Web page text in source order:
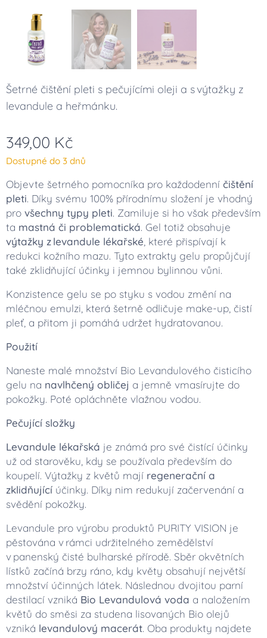
Šetrné čištění pleti s pečujícími oleji a s výtažky z
levandule a heřmánku.
349,00 Kč
Dostupné do 3 dnů
Objevte šetrného pomocníka pro každodenní čištění
pleti. Díky svému 100% přírodnímu složení je vhodný
pro všechny typy pleti. Zamiluje si ho však především
ta mastná či problematická. Gel totiž obsahuje
výtažky z levandule lékařské , které přispívají k
redukci kožního mazu. Tyto extrakty gelu propůjčují
také zklidňující účinky i jemnou bylinnou vůni.
Konzistence gelu se po styku s vodou změní na
mléčnou emulzi, která šetrně odličuje make-up, čistí
pleť, a přitom ji pomáhá udržet hydratovanou.
Použití
Naneste malé množství Bio Levandulového čisticího
gelu na navlhčený obličej a jemně vmasírujte do
pokožky. Poté opláchněte vlažnou vodou.
Pečující složky
Levandule lékařská je známá pro své čistící účinky
už od starověku, kdy se používala především do
koupelí. Výtažky z květů mají regenerační a
zklidňující účinky. Díky nim redukují začervenání a
svědění pokožky.
Levandule pro výrobu produktů PURITY VISION je
pěstována v rámci udržitelného zemědělství
v panenský čisté bulharské přírodě. Sběr okvětních
lístků začíná brzy ráno, kdy květy obsahují největší
množství účinných látek. Následnou dvojitou parní
destilací vzniká Bio Levandulová voda a naložením
květů do směsi za studena lisovaných Bio olejů
vzniká levandulový macerát. Oba produkty najdete